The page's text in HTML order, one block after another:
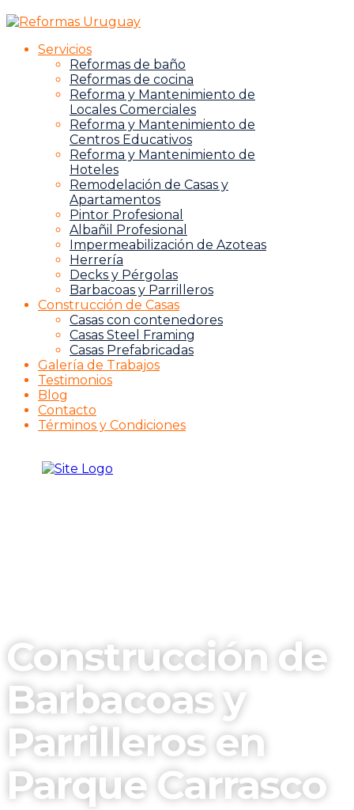
Servicios
Reformas de baño
Reformas de cocina
Reforma y Mantenimiento de
Locales Comerciales
Reforma y Mantenimiento de
Centros Educativos
Reforma y Mantenimiento de
Hoteles
Remodelación de Casas y
Apartamentos
Pintor Profesional
Albañil Profesional
Impermeabilización de Azoteas
Herrería
Decks y Pérgolas
Barbacoas y Parrilleros
Construcción de Casas
Casas con contenedores
Casas Steel Framing
Casas Prefabricadas
Galería de Trabajos
Testimonios
Blog
Contacto
Términos y Condiciones
Construcción de
Barbacoas y
Parrilleros en
Parque Carrasco